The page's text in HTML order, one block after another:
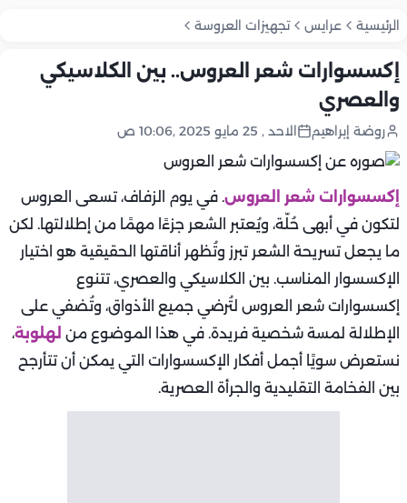
الرئيسية عرايس تجهيزات العروسة
إكسسوارات شعر العروس.. بين الكلاسيكي
والعصري
روضة إبراهيم الاحد , 25 مايو 2025 ,10:06 ص
إكسسوارات شعر العروس. في يوم الزفاف، تسعى العروس
لتكون في أبهى حُلّة، ويُعتبر الشعر جزءًا مهمًا من إطلالتها. لكن
ما يجعل تسريحة الشعر تبرز وتُظهر أناقتها الحقيقية هو اختيار
الإكسسوار المناسب. بين الكلاسيكي والعصري، تتنوع
إكسسوارات شعر العروس لتُرضي جميع الأذواق، وتُضفي على
الإطلالة لمسة شخصية فريدة. في هذا الموضوع من لهلوبة،
نستعرض سويًا أجمل أفكار الإكسسوارات التي يمكن أن تتأرجح
بين الفخامة التقليدية والجرأة العصرية.